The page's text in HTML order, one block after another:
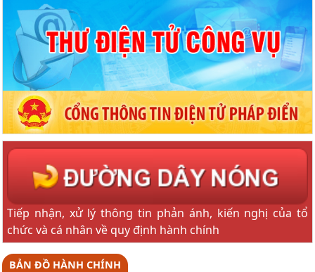
Tiếp nhận, xử lý thông tin phản ánh, kiến nghị của tổ
chức và cá nhân về quy định hành chính
BẢN ĐỒ HÀNH CHÍNH